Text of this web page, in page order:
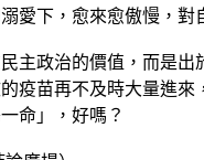
愛下，愈來愈傲慢，
主政治的價值，而是
疫苗再不及時大量進
命」，好嗎？